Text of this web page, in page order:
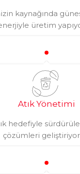
kaynağında
üretim
Atık Yönetimi
hedefiyle
çözümleri